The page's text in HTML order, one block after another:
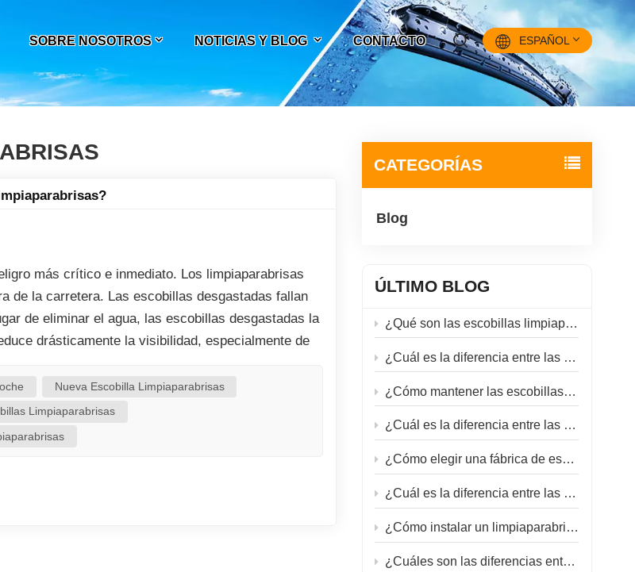
SOBRE NOSOTROS NOTICIAS Y BLOG CONTACTO ESPAÑOL
English
Français
CATEGORÍAS
Blog
ÚLTIMO BLOG
¿Qué son las escobillas limpiaparabrisas híbridas?
¿Cuál es la diferencia entre las escobillas limpiaparabrisas planas e híbridas?
¿Cómo mantener las escobillas limpiaparabrisas de goma blanda?
¿Cuál es la diferencia entre las escobillas limpiaparabrisas de invierno y las de verano?
¿Cómo elegir una fábrica de escobillas limpiaparabrisas?
¿Cuál es la diferencia entre las escobillas limpiaparabrisas planas y las clásicas?
¿Cómo instalar un limpiaparabrisas marino?
¿Cuáles son las diferencias entre las escobillas limpiaparabrisas del lado del conductor y del lado del pasajero?
más crítico e inmediato. Los limpiaparabrisas
de la carretera. Las escobillas desgastadas fallan
de eliminar el agua, las escobillas desgastadas la
drásticamente la visibilidad, especialmente de
que la escobilla se está deslizando por el
Nueva Escobilla Limpiaparabrisas
Limpiaparabrisas